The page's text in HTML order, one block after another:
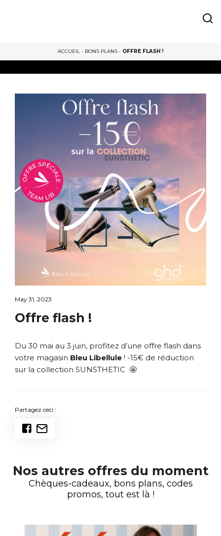
ACCUEIL - BONS PLANS - OFFRE FLASH !
May 31, 2023
Offre flash !
Du 30 mai au 3 juin, profitez d’une offre flash dans
votre magasin Bleu Libellule ! -15€ de réduction
sur la collection SUNSTHETIC 🤩
Partagez ceci :
Nos autres offres du moment
Chèques-cadeaux, bons plans, codes
promos, tout est là !